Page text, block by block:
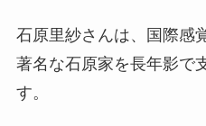
石原里紗さんは、国際感
著名な石原家を長年影で
す。